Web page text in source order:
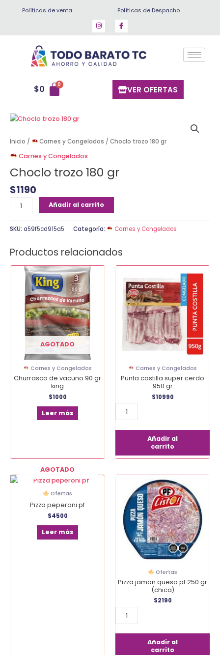
Políticas de venta Políticas de Despacho
$0 VER OFERTAS
Inicio / Carnes y Congelados / Choclo trozo 180 gr
Carnes y Congelados
Choclo trozo 180 gr
$1190
Choclo
180
cantidad
Añadir al carrito
SKU: a59f5cd915a5 Categoría: Carnes y Congelados
Productos relacionados
AGOTADO
Carnes y Congelados
Churrasco de vacuno 90 gr
king
$1000
Leer más
Carnes y Congelados
Punta costilla super cerdo
950 gr
$10990
costilla
super
cerdo
cantidad
Añadir al
carrito
AGOTADO
Ofertas
Pizza peperoni pf
$4500
Leer más
Ofertas
Pizza jamon queso pf 250 gr
(chica)
$2190
jamon
queso
250
(chica)
cantidad
Añadir al
carrito